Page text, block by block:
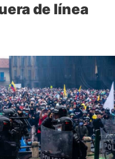
de línea